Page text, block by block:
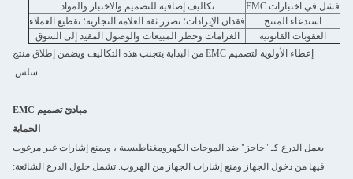
فشل في اختبارات EMC
تكاليف إضافية للتصميم والاختبار والمواد
استدعاء المنتج
فقدان الإيرادات؛ تضرر ثقة العلامة التجارية؛ تقطيع العملاء
العقوبات القانونية
الغرامات وحظر المبيعات والوصول المقيد إلى السوق
إعطاء الأولوية لتصميم EMC من البداية يتجنب هذه التكاليف ويضمن إطلاق منتج
سلس.
مبادئ تصميم EMC
الحماية
يعمل الدرع كـ "حاجز" ضد الموجات الكهرومغناطيسية ، ويمنع إشارات غير مرغوب
فيها من دخول الجهاز ومنع إشارات الجهاز من الهروب. تشمل حلول الدرع الشائعة: